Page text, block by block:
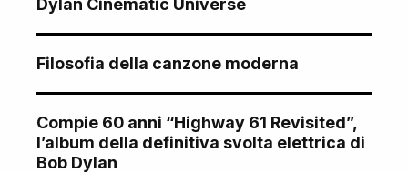
Dylan Cinematic Universe
Filosofia della canzone moderna
Compie 60 anni “Highway 61 Revisited”,
l’album della definitiva svolta elettrica di
Bob Dylan